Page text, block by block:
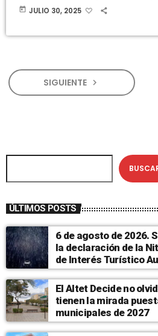
información de todas las actividades
today JULIO 30, 2025
SIGUIENTE navigate_next
ÚLTIMOS POSTS
6 de agosto de 2026.
la declaración de la
de Interés Turístico
El Altet Decide no
tienen la mirada
municipales de 2027